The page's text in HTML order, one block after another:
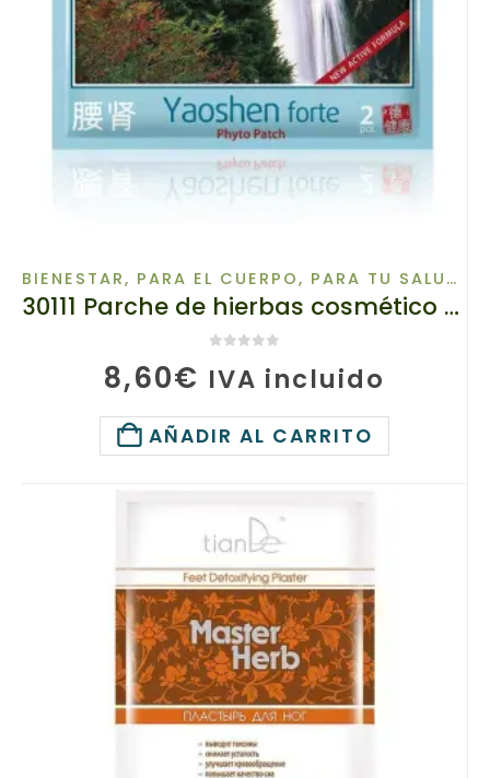
BIENESTAR, PARA EL CUERPO, PARA TU SALUD
30111 Parche de hierbas cosmético para el cuerpo «Yaoshen», tianDe, 2 piezas., Cascada de sustancias valiosas
8,60€ IVA incluido
AÑADIR AL CARRITO